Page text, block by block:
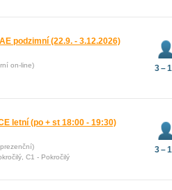
podzimní (22.9. - 3.12.2026)
on-line)
3 –
letní (po + st 18:00 - 19:30)
C1 - Pokročilý
3 –